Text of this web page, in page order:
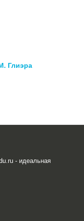
Глиэра
- идеальная